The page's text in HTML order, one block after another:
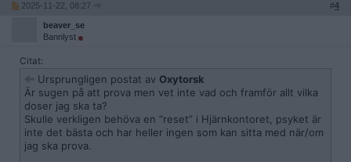
2025-11-22, 08:27 #4
beaver_se
Bannlyst
Citat:
Ursprungligen postat av Oxytorsk
Är sugen på att prova men vet inte vad och framför allt vilka
doser jag ska ta?
Skulle verkligen behöva en ”reset” i Hjärnkontoret, psyket är
inte det bästa och har heller ingen som kan sitta med när/om
jag ska prova.